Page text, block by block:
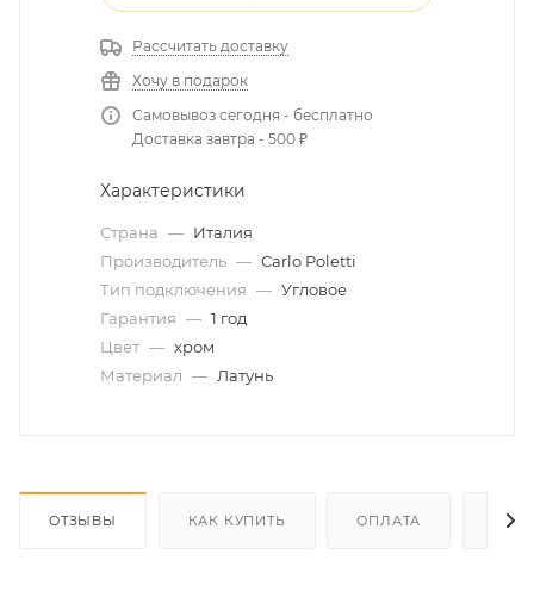
Рассчитать доставку
Хочу в подарок
Самовывоз сегодня - бесплатно
Доставка завтра - 500 ₽
Характеристики
Страна — Италия
Производитель — Carlo Poletti
Тип подключения — Угловое
Гарантия — 1 год
Цвет — хром
Материал — Латунь
ОТЗЫВЫ КАК КУПИТЬ ОПЛАТА